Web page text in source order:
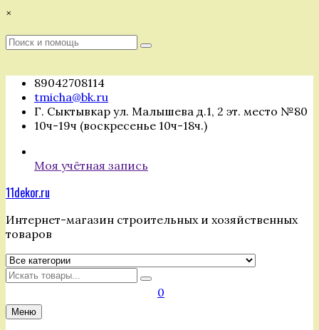
Перейти
содержимому
×
Поиск
Поиск
89042708114
tmicha@bk.ru
Г. Сыктывкар ул. Малышева д.1, 2 эт. место №80
10ч-19ч (воскресенье 10ч-18ч.)
Моя учётная запись
11dekor.ru
Интернет-магазин строительных и хозяйственных
товаров
Искать
0
Меню